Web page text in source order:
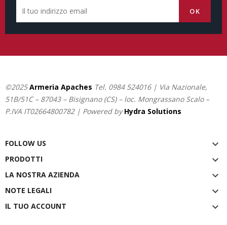
©2025Armeria Apaches Tel. 0984 524016| Via Nazionale,
51B/51C – 87043 – Bisignano (CS) – loc. Mongrassano Scalo –
P.IVA IT02664800782 | Powered byHydra Solutions
FOLLOW US 
PRODOTTI 
LA NOSTRA AZIENDA 
NOTE LEGALI 
IL TUO ACCOUNT 